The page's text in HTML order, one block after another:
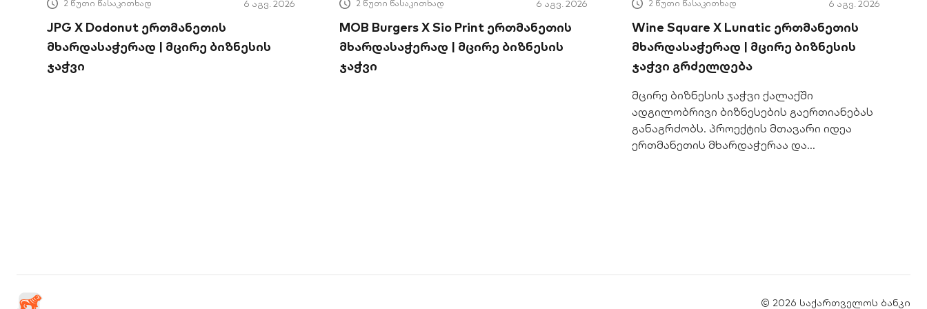
2 წუთი წასაკითხად 6 აგვ. 2026
JPG X Dodonut ერთმანეთის
მხარდასაჭერად | მცირე ბიზნესის
ჯაჭვი
2 წუთი წასაკითხად 6 აგვ. 2026
MOB Burgers X Sio Print ერთმანეთის
მხარდასაჭერად | მცირე ბიზნესის
ჯაჭვი
2 წუთი წასაკითხად 6 აგვ. 2026
Wine Square X Lunatic ერთმანეთის
მხარდასაჭერად | მცირე ბიზნესის
ჯაჭვი გრძელდება
მცირე ბიზნესის ჯაჭვი ქალაქში
ადგილობრივი ბიზნესების გაერთიანებას
განაგრძობს. პროექტის მთავარი იდეა
ერთმანეთის მხარდაჭერაა და
მდე მიგიყვანს Sio Print-ის გამორჩეული
© 2026 საქართველოს ბანკი